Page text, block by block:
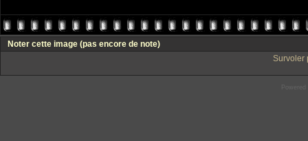
Noter cette image (pas encore de note)
Survoler